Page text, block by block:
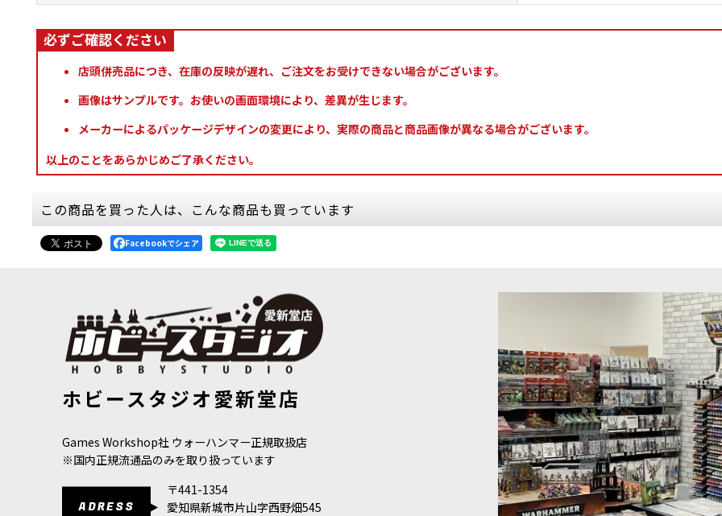
店頭併売品につき、在庫の反映が遅れ、ご注文をお受けできない場合がございます。
画像はサンプルです。お使いの画面環境により、差異が生じます。
メーカーによるパッケージデザインの変更により、実際の商品と商品画像が異なる場合がございます。
以上のことをあらかじめご了承ください。
この商品を買った人は、こんな商品も買っています
れし者” の槍[ 83-57]
16,300円 (税込)
★[ヘドナイト・オヴ・スラーネッシュ] ロード・オヴ・
[グルームスパイト・ギット] スナー
リー[89-88]
8,500円(税込)
Facebookでシェア
ホビースタジオ愛新堂店
Games Workshop社 ウォーハンマー正規取扱店
※国内正規流通品のみを取り扱っています
ADRESS
〒441-1354
愛知県新城市片山字西野畑545